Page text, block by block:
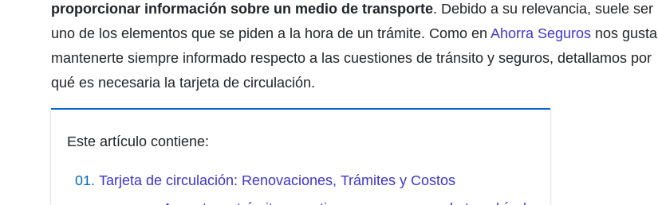
proporcionar información sobre un medio de transporte. Debido a su relevancia, suele ser
uno de los elementos que se piden a la hora de un trámite. Como en Ahorra Seguros nos gusta
mantenerte siempre informado respecto a las cuestiones de tránsito y seguros, detallamos por
qué es necesaria la tarjeta de circulación.
Este artículo contiene:
Tarjeta de circulación: Renovaciones, Trámites y Costos